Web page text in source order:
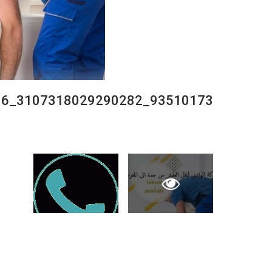
93510173_3107318029290282_8090572449734721536_n